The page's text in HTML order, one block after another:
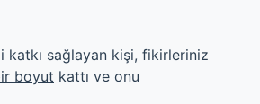
katkı sağlayan kişi, fikirleriniz
boyut kattı ve onu